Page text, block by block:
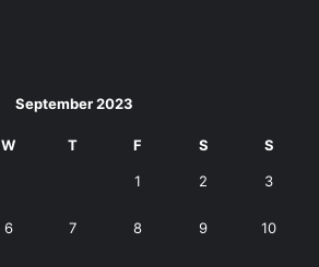
September 2023
W T F S S
1 2 3
6 7 8 9 10